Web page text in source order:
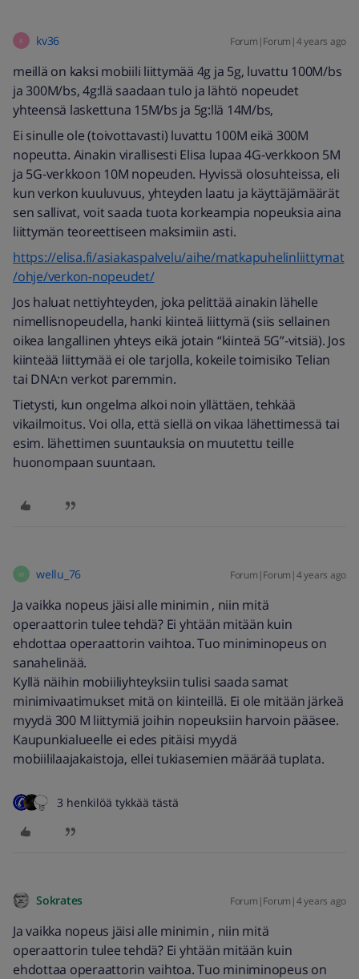
K kv36 Forum|Forum|4 years ago
meillä on kaksi mobiili liittymää 4g ja 5g, luvattu 100M/bs
ja 300M/bs, 4g:llä saadaan tulo ja lähtö nopeudet
yhteensä laskettuna 15M/bs ja 5g:llä 14M/bs,
Ei sinulle ole (toivottavasti) luvattu 100M eikä 300M
nopeutta. Ainakin virallisesti Elisa lupaa 4G-verkkoon 5M
ja 5G-verkkoon 10M nopeuden. Hyvissä olosuhteissa, eli
kun verkon kuuluvuus, yhteyden laatu ja käyttäjämäärät
sen sallivat, voit saada tuota korkeampia nopeuksia aina
liittymän teoreettiseen maksimiin asti.
https://elisa.fi/asiakaspalvelu/aihe/matkapuhelinliittymat
/ohje/verkon-nopeudet/
Jos haluat nettiyhteyden, joka pelittää ainakin lähelle
nimellisnopeudella, hanki kiinteä liittymä (siis sellainen
oikea langallinen yhteys eikä jotain “kiinteä 5G”-vitsiä). Jos
kiinteää liittymää ei ole tarjolla, kokeile toimisiko Telian
tai DNA:n verkot paremmin.
Tietysti, kun ongelma alkoi noin yllättäen, tehkää
vikailmoitus. Voi olla, että siellä on vikaa lähettimessä tai
esim. lähettimen suuntauksia on muutettu teille
huonompaan suuntaan.
W wellu_76 Forum|Forum|4 years ago
Ja vaikka nopeus jäisi alle minimin , niin mitä
operaattorin tulee tehdä? Ei yhtään mitään kuin
ehdottaa operaattorin vaihtoa. Tuo miniminopeus on
sanahelinää.
Kyllä näihin mobiiliyhteyksiin tulisi saada samat
minimivaatimukset mitä on kiinteillä. Ei ole mitään järkeä
myydä 300 M liittymiä joihin nopeuksiin harvoin pääsee.
Kaupunkialueelle ei edes pitäisi myydä
mobiililaajakaistoja, ellei tukiasemien määrää tuplata.
3 henkilöä tykkää tästä
Sokrates Forum|Forum|4 years ago
Ja vaikka nopeus jäisi alle minimin , niin mitä
operaattorin tulee tehdä? Ei yhtään mitään kuin
ehdottaa operaattorin vaihtoa. Tuo miniminopeus on